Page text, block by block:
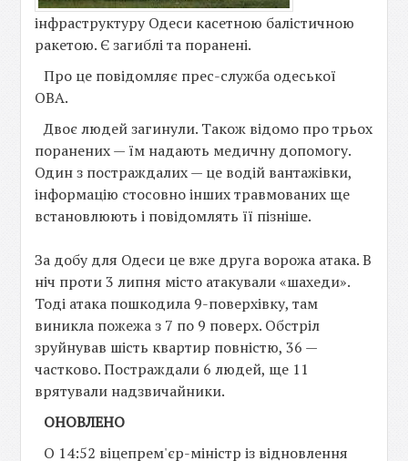
інфраструктуру Одеси касетною балістичною
ракетою. Є загиблі та поранені.
Про це повідомляє прес-служба одеської
ОВА.
Двоє людей загинули. Також відомо про трьох
поранених — їм надають медичну допомогу.
Один з постраждалих — це водій вантажівки,
інформацію стосовно інших травмованих ще
встановлюють і повідомлять її пізніше.
За добу для Одеси це вже друга ворожа атака. В
ніч проти 3 липня місто атакували «шахеди».
Тоді атака пошкодила 9-поверхівку, там
виникла пожежа з 7 по 9 поверх. Обстріл
зруйнував шість квартир повністю, 36 —
частково. Постраждали 6 людей, ще 11
врятували надзвичайники.
ОНОВЛЕНО
О 14:52 віцепрем'єр-міністр із відновлення